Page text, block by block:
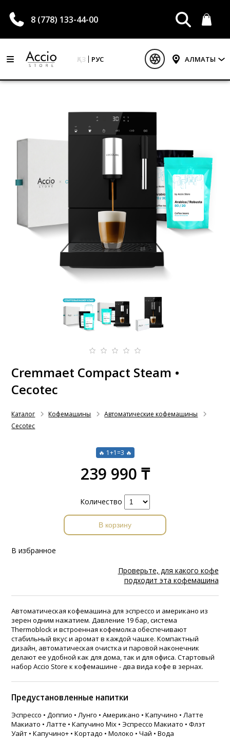
8 (778) 133-44-00
ҚАЗ РУС АЛМАТЫ
Cremmaet Compact Steam •
Cecotec
Каталог Кофемашины
Автоматические кофемашины
Cecotec
🔥 1+1=3 🔥
239 990 ₸
Количество
В корзину
В избранное
Проверьте, для какого кофе
подходит эта кофемашина
Автоматическая кофемашина для эспрессо и американо из
зерен одним нажатием. Давление 19 бар, система
Thermoblock и встроенная кофемолка обеспечивают
стабильный вкус и аромат в каждой чашке. Компактный
дизайн, автоматическая очистка и паровой наконечник
делают ее удобной как для дома, так и для офиса. Стартовый
набор Accio Store к кофемашине - два вида кофе в зернах.
Предустановленные напитки
Эспрессо • Доппио • Лунго • Американо • Капучино • Латте
Макиато • Латте • Капучино Mix • Эспрессо Макиато • Флэт
Уайт • Капучино+ • Кортадо • Молоко • Чай • Вода